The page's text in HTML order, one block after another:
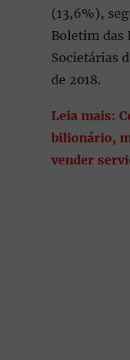
(13,6%),
Boletim das
Societárias
de 2018.
Leia mais:
bilionário,
vender